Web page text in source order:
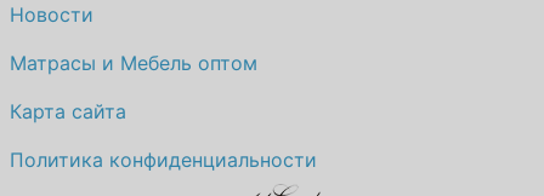
Новости
Матрасы и Мебель оптом
Карта сайта
Политика конфиденциальности